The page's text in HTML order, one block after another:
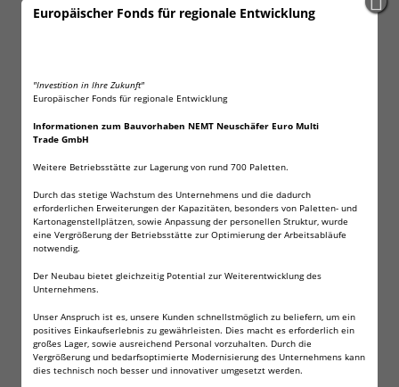
Europäischer Fonds für regionale Entwicklung
"Investition in Ihre Zukunft"
Europäischer Fonds für regionale Entwicklung
Informationen zum Bauvorhaben NEMT Neuschäfer Euro Multi
Trade GmbH
Weitere Betriebsstätte zur Lagerung von rund 700 Paletten.
Durch das stetige Wachstum des Unternehmens und die dadurch
erforderlichen Erweiterungen der Kapazitäten, besonders von Paletten- und
Kartonagenstellplätzen, sowie Anpassung der personellen Struktur, wurde
eine Vergrößerung der Betriebsstätte zur Optimierung der Arbeitsabläufe
notwendig.
Der Neubau bietet gleichzeitig Potential zur Weiterentwicklung des
Unternehmens.
Unser Anspruch ist es, unsere Kunden schnellstmöglich zu beliefern, um ein
positives Einkaufserlebnis zu gewährleisten. Dies macht es erforderlich ein
großes Lager, sowie ausreichend Personal vorzuhalten. Durch die
Vergrößerung und bedarfsoptimierte Modernisierung des Unternehmens kann
dies technisch noch besser und innovativer umgesetzt werden.
Passend für Luftpistolen und Luftgewehre.
Kaliber 4,5 mm (.177) Stahl BB
Material: Carbonstahl BBs
Fritz-Cell Stahl BBs Kaliber 4,5 mm. Präzise verarbeitete
Diese sind passend für alle Waffen im Kaliber 4,5 mm Stahl BB.
Passend unter anderem z.B. für Heckler & Koch USP, Walther
P08 und C96, Colt Government M45 CQBP, Browning Mark III,
Combat Classic, Walther PPK/S, Umarex XBG, Colt Defender,
Umarex TAC KIT, Makarov, Walther CP99 Compact, Umarex
TDP 45, Heckler & Koch USP, Beretta Elite, Smith & Wesson
M&P, Baby Desert Eagle, Crosman Co2-Pistolen, Beretta PX4,